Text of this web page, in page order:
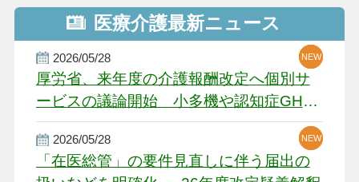
医療介護最新ニュース
2026/05/28
厚労省、来年度の介護報酬改定へ個別サ
ービスの議論開始 小多機や認知症GH、
厳しい経営環境に危機感
NEW
NEW
NEW
2026/05/28
「在医総管」の要件見直しに伴う届出の
NEW
NEW